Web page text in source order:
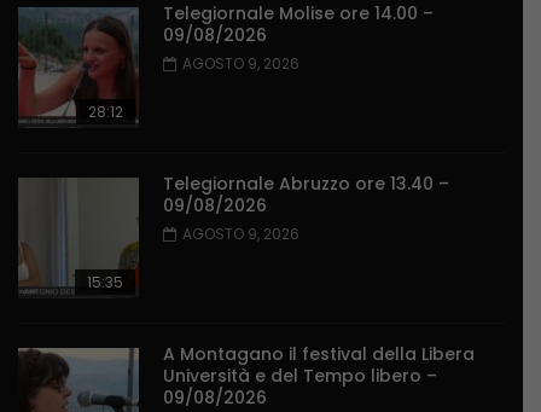
28:12
Telegiornale Molise ore 14.00 –
09/08/2026
AGOSTO 9, 2026
15:35
Telegiornale Abruzzo ore 13.40 –
09/08/2026
AGOSTO 9, 2026
A Montagano il festival della Libera
Università e del Tempo libero –
09/08/2026